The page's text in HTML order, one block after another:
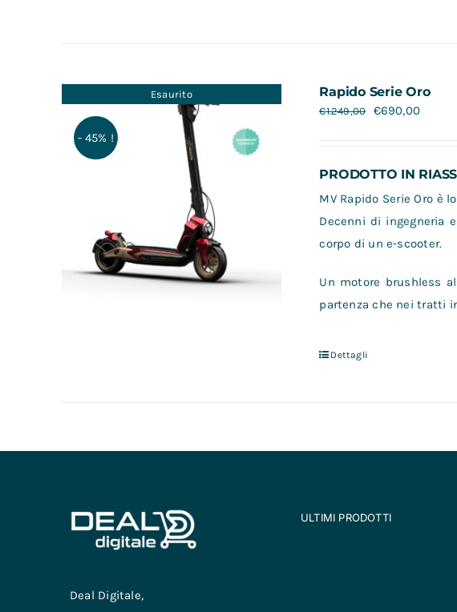
Esaurito
- 45% !
Rapido Serie Oro
€1.249,00 €690,00
PRODOTTO IN
MV Rapido Serie Oro
Decenni di ingegneria
corpo di un e-scooter.
Un motore brushless
partenza che nei tratti
Dettagli
Deal Digitale,
ULTIMI PRODOTTI